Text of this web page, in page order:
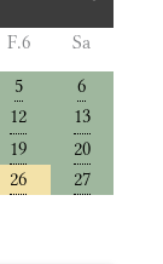
F.6
Sa
5
6
12
13
19
20
26
27